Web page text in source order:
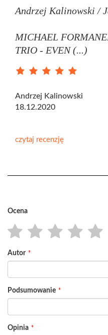
Andrzej Kalinowski /
MICHAEL
TRIO - EVEN (...)
Andrzej Kalinowski
18.12.2020
czytaj recenzję
Ocena
star
stars
stars
stars
stars
Autor
Podsumowanie
Opinia